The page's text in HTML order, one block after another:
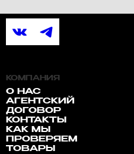
КОМПАНИЯ
О НАС
АГЕНТСКИЙ
ДОГОВОР
КОНТАКТЫ
КАК МЫ
ПРОВЕРЯЕМ
ТОВАРЫ